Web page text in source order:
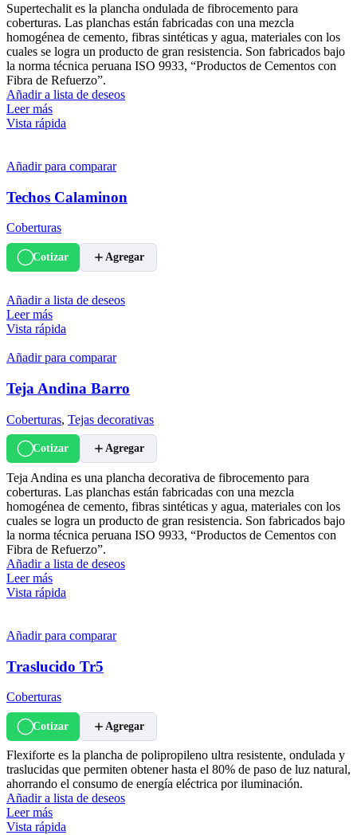
Supertechalit es la plancha ondulada de fibrocemento para
coberturas. Las planchas están fabricadas con una mezcla
homogénea de cemento, fibras sintéticas y agua, materiales con los
cuales se logra un producto de gran resistencia. Son fabricados bajo
la norma técnica peruana ISO 9933, “Productos de Cementos con
Fibra de Refuerzo”.
Añadir a lista de deseos
Leer más
Vista rápida
Añadir para comparar
Techos Calaminon
Coberturas
Cotizar Agregar
Añadir a lista de deseos
Leer más
Vista rápida
Añadir para comparar
Teja Andina Barro
Coberturas, Tejas decorativas
Cotizar Agregar
Teja Andina es una plancha decorativa de fibrocemento para
coberturas. Las planchas están fabricadas con una mezcla
homogénea de cemento, fibras sintéticas y agua, materiales con los
cuales se logra un producto de gran resistencia. Son fabricados bajo
la norma técnica peruana ISO 9933, “Productos de Cementos con
Fibra de Refuerzo”.
Añadir a lista de deseos
Leer más
Vista rápida
Añadir para comparar
Traslucido Tr5
Coberturas
Cotizar Agregar
Flexiforte es la plancha de polipropileno ultra resistente, ondulada y
traslucidas que permiten obtener hasta el 80% de paso de luz natural,
ahorrando el consumo de energía eléctrica por iluminación.
Añadir a lista de deseos
Leer más
Vista rápida